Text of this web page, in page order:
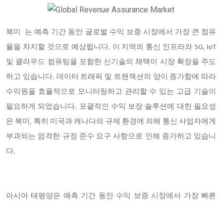
북미
는 예측 기간 동안 글로벌 수익 보증 시장에서 가장 큰 점유
율을 차지할 것으로 예상됩니다. 이 지역의 통신 인프라와 5G, IoT
및 클라우드 컴퓨팅을 포함한 신기술의 채택이 시장 확장을 주도
하고 있습니다. 데이터 트래픽 및 트랜잭션의 양이 증가함에 따라
수익원을 효율적으로 모니터링하고 관리할 수 있는 고급 기술이
필요하게 되었습니다. 포괄적인 수익 보장 솔루션에 대한 필요성
은 북미, 특히 미국과 캐나다의 규제 환경에 의해 통신 사업자에게
부과되는 엄격한 규정 준수 요구 사항으로 인해 증가하고 있습니
다.
아시아 태평양은 예측 기간 동안 수익 보증 시장에서 가장 빠른